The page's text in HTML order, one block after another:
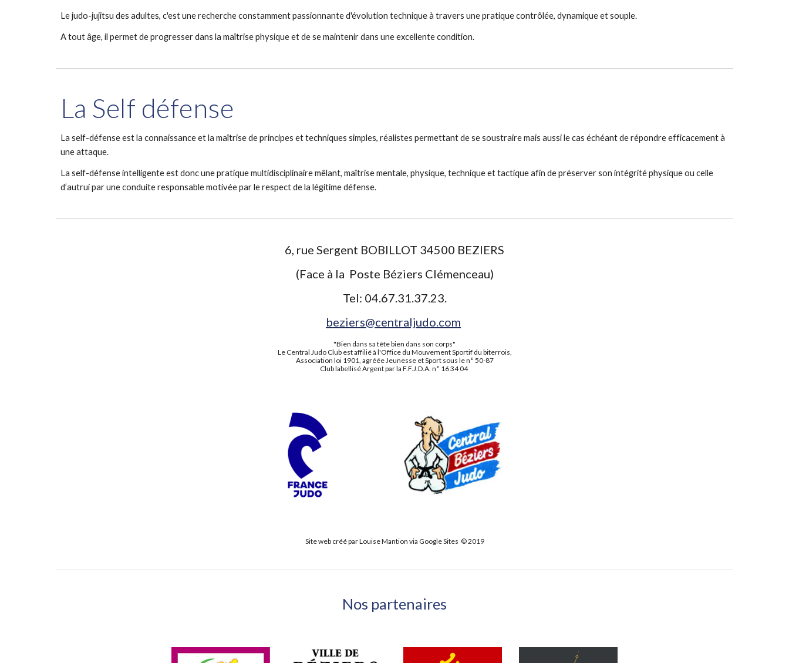
Le judo-jujitsu des adultes, c'est une recherche constamment passionnante d'évolution technique à travers une pratique contrôlée, dynamique et souple.
A tout âge, il permet de progresser dans la maîtrise physique et de se maintenir dans une excellente condition.
La Self défense
La self-défense est la connaissance et la maîtrise de principes et techniques simples, réalistes permettant de se soustraire mais aussi le cas échéant de répondre efficacement à
une attaque.
La self-défense intelligente est donc une pratique multidisciplinaire mêlant, maîtrise mentale, physique, technique et tactique afin de préserver son intégrité physique ou celle
d’autrui par une conduite responsable motivée par le respect de la légitime défense.
6, rue Sergent BOBILLOT 34500 BEZIERS
(Face à la Poste Béziers Clémenceau)
Tel: 04.67.31.37.23.
beziers@centraljudo.com
"Bien dans sa tête bien dans son corps"
Le Central Judo Club est affilié à l'Office du Mouvement Sportif du biterrois,
Association loi 1901, agréée Jeunesse et Sport sous le n° 50-87
Club labellisé Argent par la F.F.J.D.A. n° 16 34 04
Site web créé par Louise Mantion via Google Sites © 2019
Nos partenaires